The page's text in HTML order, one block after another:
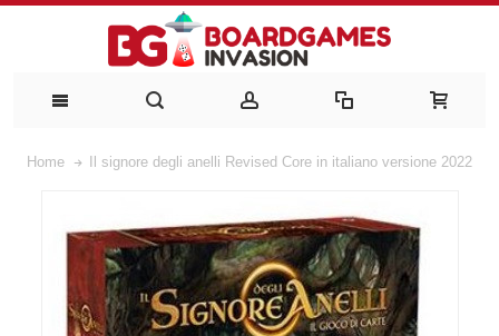
Home Il signore degli anelli Revised Core in italiano versione 2022